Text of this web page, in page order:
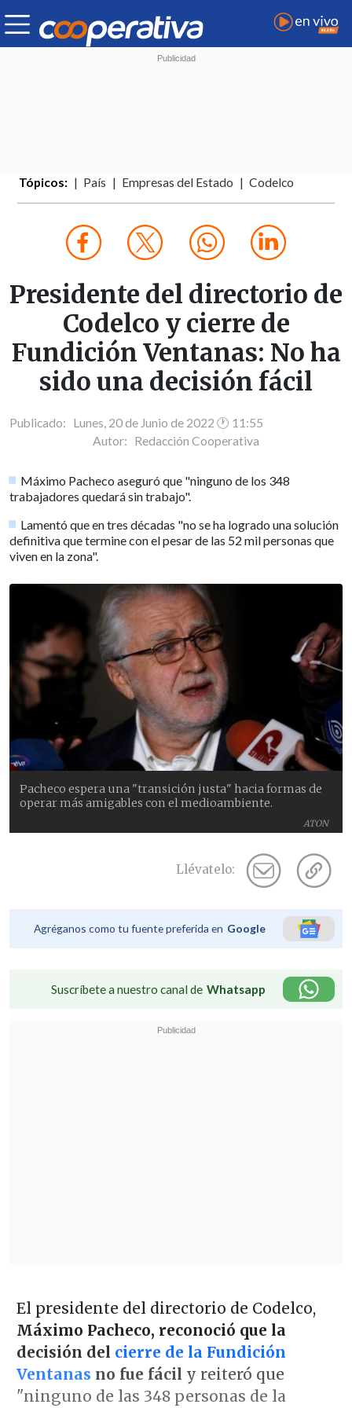
Tópicos: País Empresas del Estado Codelco
Presidente del directorio de
Codelco y cierre de
Fundición Ventanas: No ha
sido una decisión fácil
Publicado: Lunes, 20 de Junio de 2022 🕐 11:55
Autor: Redacción Cooperativa
Máximo Pacheco aseguró que "ninguno de los 348
trabajadores quedará sin trabajo".
Lamentó que en tres décadas "no se ha logrado una solución
definitiva que termine con el pesar de las 52 mil personas que
viven en la zona".
ATON
Pacheco espera una "transición justa" hacia formas de
operar más amigables con el medioambiente.
Llévatelo:
Agréganos como tu fuente preferida en Google
Suscríbete a nuestro canal de Whatsapp
El presidente del directorio de Codelco,
Máximo Pacheco, reconoció que la
decisión del cierre de la Fundición
Ventanas no fue fácil y reiteró que
"ninguno de las 348 personas de la